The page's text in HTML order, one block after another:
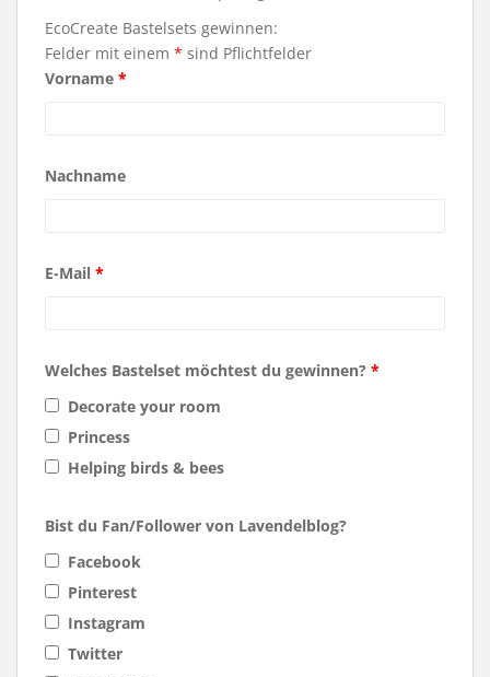
EcoCreate Bastelsets gewinnen:
Felder mit einem * sind Pflichtfelder
Vorname *
Nachname
E-Mail *
Welches Bastelset möchtest du gewinnen? *
Decorate your room
Princess
Helping birds & bees
Bist du Fan/Follower von Lavendelblog?
Facebook
Pinterest
Instagram
Twitter